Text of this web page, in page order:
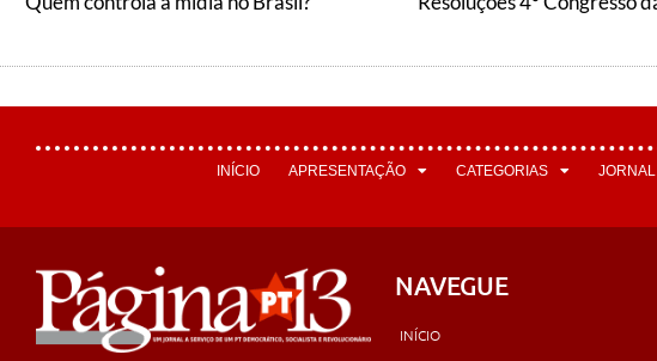
INÍCIO APRESENTAÇÃO CATEGORIAS
NAVEGUE
INÍCIO